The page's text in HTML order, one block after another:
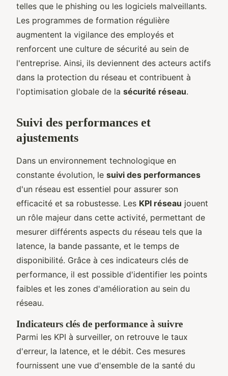
telles que le phishing ou les logiciels malveillants.
Les programmes de formation régulière
augmentent la vigilance des employés et
renforcent une culture de sécurité au sein de
l'entreprise. Ainsi, ils deviennent des acteurs actifs
dans la protection du réseau et contribuent à
l'optimisation globale de la sécurité réseau.
Suivi des performances et
ajustements
Dans un environnement technologique en
constante évolution, le suivi des performances
d'un réseau est essentiel pour assurer son
efficacité et sa robustesse. Les KPI réseau jouent
un rôle majeur dans cette activité, permettant de
mesurer différents aspects du réseau tels que la
latence, la bande passante, et le temps de
disponibilité. Grâce à ces indicateurs clés de
performance, il est possible d'identifier les points
faibles et les zones d'amélioration au sein du
réseau.
Indicateurs clés de performance à suivre
Parmi les KPI à surveiller, on retrouve le taux
d'erreur, la latence, et le débit. Ces mesures
fournissent une vue d'ensemble de la santé du